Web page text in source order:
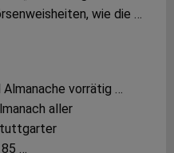
wie die …
vorrätig …
aller
…